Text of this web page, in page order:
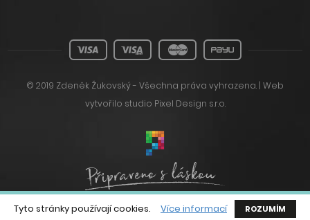
© 2019 Zdeněk Žukovský - Všechna práva vyhrazena. | Web
vytvořilo studio Pixel Design s.r.o.
Tyto stránky používají cookies. Více informací ROZUMÍM